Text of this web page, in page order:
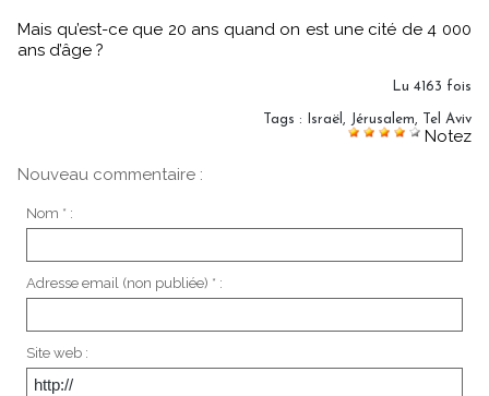
Mais qu’est-ce que 20 ans quand on est une cité de 4 000
ans d’âge ?
Lu 4163 fois
Tags : Israël , Jérusalem, Tel Aviv
Notez
Nouveau commentaire :
Nom * :
Adresse email (non publiée) * :
Site web :